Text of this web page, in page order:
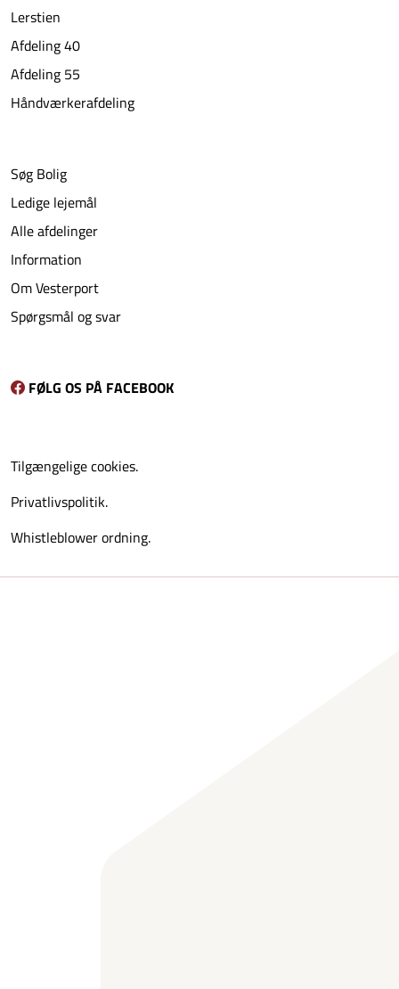
Lerstien
Afdeling 40
Afdeling 55
Håndværkerafdeling
Søg Bolig
Ledige lejemål
Alle afdelinger
Information
Om Vesterport
Spørgsmål og svar
FØLG OS PÅ FACEBOOK
Tilgængelige cookies.
Privatlivspolitik.
Whistleblower ordning.